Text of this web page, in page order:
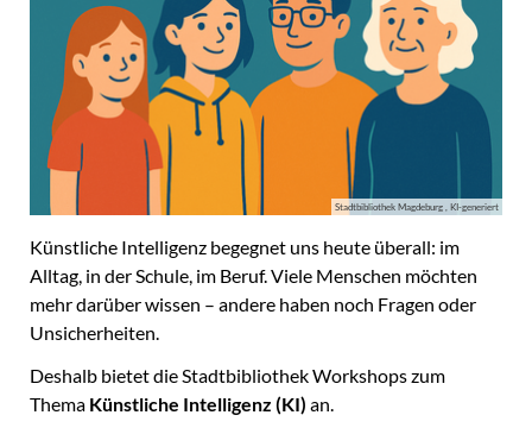
Stadtbibliothek Magdeburg , KI-generiert
Künstliche Intelligenz begegnet uns heute überall: im
Alltag, in der Schule, im Beruf. Viele Menschen möchten
mehr darüber wissen – andere haben noch Fragen oder
Unsicherheiten.
Deshalb bietet die Stadtbibliothek Workshops zum
Thema Künstliche Intelligenz (KI) an.